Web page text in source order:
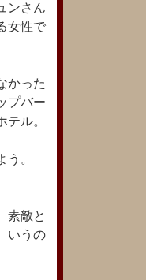
ンさん
女性で
かった
プバー
ル。
。
敵と
いうの